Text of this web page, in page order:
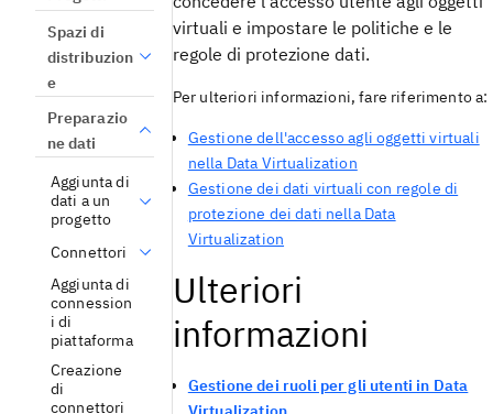
Spazi di
distribuzion
e
Preparazio
ne dati
Aggiunta di
dati a un
progetto
Connettori
Aggiunta di
connession
i di
piattaforma
Creazione
di
connettori
virtuali e impostare le politiche e le
regole di protezione dati.
Per ulteriori informazioni, fare riferimento a:
Gestione dell'accesso agli oggetti virtuali
nella Data Virtualization
Gestione dei dati virtuali con regole di
protezione dei dati nella Data
Virtualization
Ulteriori
informazioni
Gestione dei ruoli per gli utenti in Data